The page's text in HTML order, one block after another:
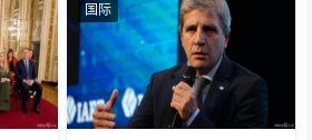
国际